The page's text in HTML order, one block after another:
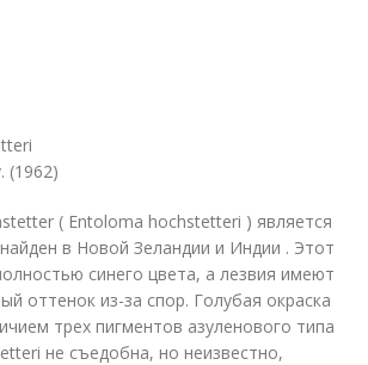
(1962)
( Entoloma hochstetteri ) является
в Новой Зеландии и Индии . Этот
синего цвета, а лезвия имеют
оттенок из-за спор. Голубая окраска
трех пигментов азуленового типа
не съедобна, но неизвестно,